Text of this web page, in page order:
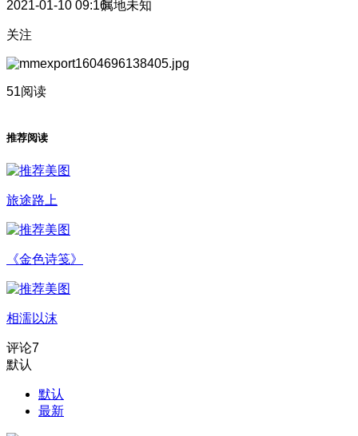
2021-01-10 09:16属地未知
关注
51阅读
推荐阅读
旅途路上
《金色诗笺》
相濡以沫
评论7
默认
默认
最新